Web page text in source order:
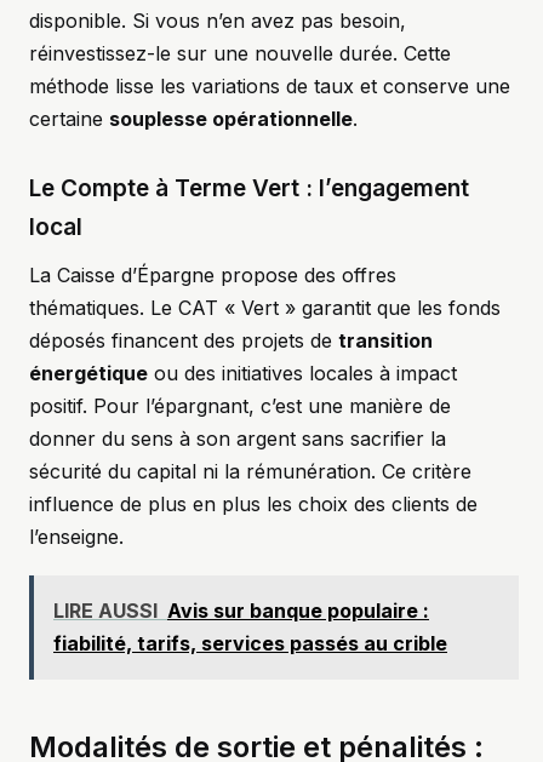
disponible. Si vous n’en avez pas besoin,
réinvestissez-le sur une nouvelle durée. Cette
méthode lisse les variations de taux et conserve une
certaine souplesse opérationnelle.
Le Compte à Terme Vert : l’engagement
local
La Caisse d’Épargne propose des offres
thématiques. Le CAT « Vert » garantit que les fonds
déposés financent des projets de transition
énergétique ou des initiatives locales à impact
positif. Pour l’épargnant, c’est une manière de
donner du sens à son argent sans sacrifier la
sécurité du capital ni la rémunération. Ce critère
influence de plus en plus les choix des clients de
l’enseigne.
LIRE AUSSI Avis sur banque populaire :
fiabilité, tarifs, services passés au crible
Modalités de sortie et pénalités :